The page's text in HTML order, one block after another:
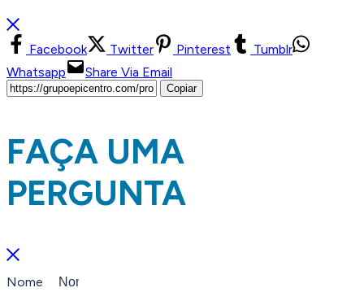
Facebook Twitter Pinterest
Tumblr
Whatsapp
Share Via Email
Copiar
FAÇA UMA
PERGUNTA
Nome